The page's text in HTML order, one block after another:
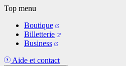
Aller
contenu
principal
Top menu
Boutique
Billetterie
Business
Aide et contact